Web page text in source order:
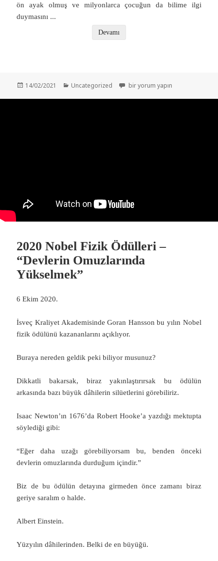
ön ayak olmuş ve milyonlarca çocuğun da bilime ilgi
duymasını ...
Devamı
Yayın
14/02/2021 Kategoriler
Uncategorized Solucan Deliğinden Zaman
bir yorum yapın
2020 Nobel Fizik Ödülleri –
“Devlerin Omuzlarında
Yükselmek”
6 Ekim 2020.
İsveç Kraliyet Akademisinde Goran Hansson bu yılın Nobel
fizik ödülünü kazananlarını açıklıyor.
Buraya nereden geldik peki biliyor musunuz?
Dikkatli bakarsak, biraz yakınlaştırırsak bu ödülün
arkasında bazı büyük dâhilerin silüetlerini görebiliriz.
Isaac Newton’ın 1676’da Robert Hooke’a yazdığı mektupta
söylediği gibi:
“Eğer daha uzağı görebiliyorsam bu, benden önceki
devlerin omuzlarında durduğum içindir.”
Biz de bu ödülün detayına girmeden önce zamanı biraz
geriye saralım o halde.
Albert Einstein.
Yüzyılın dâhilerinden. Belki de en büyüğü.